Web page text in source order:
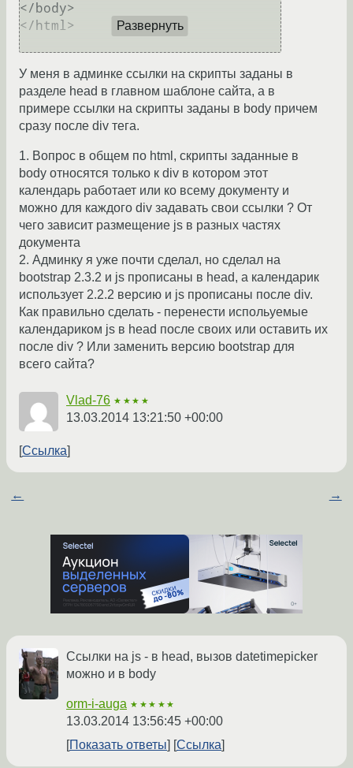
</body>
</html>
Развернуть
У меня в админке ссылки на скрипты заданы в
разделе head в главном шаблоне сайта, а в
примере ссылки на скрипты заданы в body причем
сразу после div тега.
1. Вопрос в общем по html, скрипты заданные в
body относятся только к div в котором этот
календарь работает или ко всему документу и
можно для каждого div задавать свои ссылки ? От
чего зависит размещение js в разных частях
документа
2. Админку я уже почти сделал, но сделал на
bootstrap 2.3.2 и js прописаны в head, а календарик
использует 2.2.2 версию и js прописаны после div.
Как правильно сделать - перенести испольуемые
календариком js в head после своих или оставить их
после div ? Или заменить версию bootstrap для
всего сайта?
Vlad-76 ★★★★
13.03.2014 13:21:50 +00:00
Ссылка
← →
Ссылки на js - в head, вызов datetimepicker
можно и в body
orm-i-auga ★★★★★
13.03.2014 13:56:45 +00:00
Показать ответы
Ссылка